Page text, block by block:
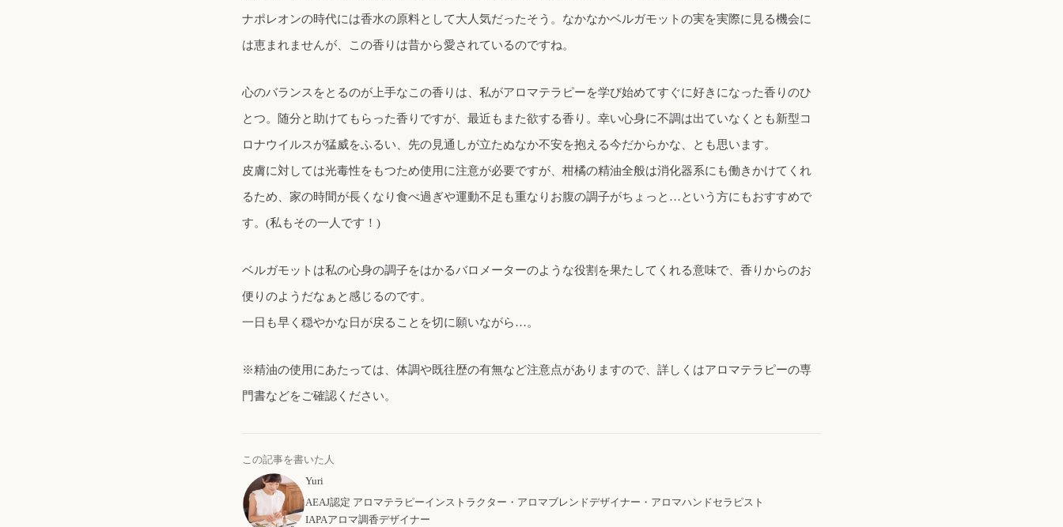
ナポレオンの時代には香水の原料として大人気だったそう。なかなかベルガモットの実を実際に見る機会に
は恵まれませんが、この香りは昔から愛されているのですね。
心のバランスをとるのが上手なこの香りは、私がアロマテラピーを学び始めてすぐに好きになった香りのひ
とつ。随分と助けてもらった香りですが、最近もまた欲する香り。幸い心身に不調は出ていなくとも新型コ
ロナウイルスが猛威をふるい、先の見通しが立たぬなか不安を抱える今だからかな、とも思います。
皮膚に対しては光毒性をもつため使用に注意が必要ですが、柑橘の精油全般は消化器系にも働きかけてくれ
るため、家の時間が長くなり食べ過ぎや運動不足も重なりお腹の調子がちょっと…という方にもおすすめで
す。(私もその一人です！)
ベルガモットは私の心身の調子をはかるバロメーターのような役割を果たしてくれる意味で、香りからのお
便りのようだなぁと感じるのです。
一日も早く穏やかな日が戻ることを切に願いながら…。
※精油の使用にあたっては、体調や既往歴の有無など注意点がありますので、詳しくはアロマテラピーの専
門書などをご確認ください。
この記事を書いた人
Yuri
AEAJ認定 アロマテラピーインストラクター・アロマブレンドデザイナー・アロマハンドセラピスト
IAPAアロマ調香デザイナー